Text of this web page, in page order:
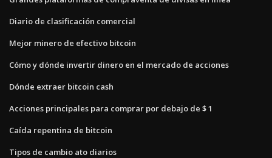
Diario de clasificación comercial
Mejor minero de efectivo bitcoin
Cómo y dónde invertir dinero en el mercado de acciones
Dónde extraer bitcoin cash
Acciones principales para comprar por debajo de $ 1
Caída repentina de bitcoin
Tipos de cambio ato diarios